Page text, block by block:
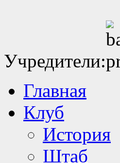
Учредители:
Главная
Клуб
История
Штаб